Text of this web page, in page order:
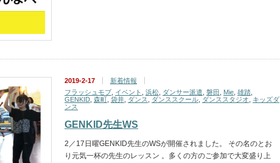
2019-2-17
新着情報
フラッシュモブ イベント 浜松 ダンサー派遣 磐田 Mie 雄踏
GENKID 森町 袋井 ダンス ダンススクール ダンススタジオ
キッズダ
ンス
GENKID先生WS
2／17日曜GENKID先生のWSが開催されました。 その名のとお
り元気一杯の先生のレッスン 。多くの方のご参加で大変盛り上